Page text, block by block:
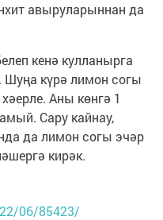
авыруларыннан да
кенә кулланырга
Шуңа күрә лимон согы
Аны көнгә 1
Сару кайнау,
да лимон согы эчәр
кирәк.
06/85423/